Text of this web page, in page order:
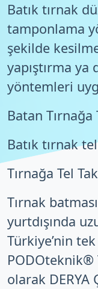
Batık tırnak
tamponlama
şekilde
yapıştırma
yöntemleri
Batan
Batık tırnak
Tırnağa Tel
Tırnak
yurtdışında
Türkiye’nin
PODOteknik®️
olarak DERYA